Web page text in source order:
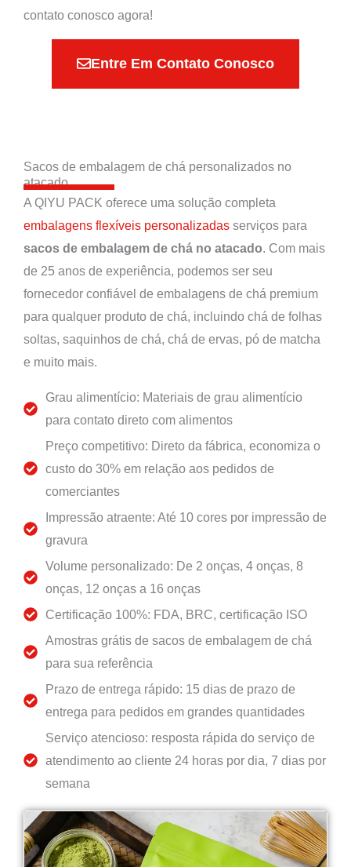
contato conosco agora!
Entre Em Contato Conosco
Sacos de embalagem de chá personalizados no
atacado
A QIYU PACK oferece uma solução completa
embalagens flexíveis personalizadas serviços para
sacos de embalagem de chá no atacado. Com mais
de 25 anos de experiência, podemos ser seu
fornecedor confiável de embalagens de chá premium
para qualquer produto de chá, incluindo chá de folhas
soltas, saquinhos de chá, chá de ervas, pó de matcha
e muito mais.
Grau alimentício: Materiais de grau alimentício
para contato direto com alimentos
Preço competitivo: Direto da fábrica, economiza o
custo do 30% em relação aos pedidos de
comerciantes
Impressão atraente: Até 10 cores por impressão de
gravura
Volume personalizado: De 2 onças, 4 onças, 8
onças, 12 onças a 16 onças
Certificação 100%: FDA, BRC, certificação ISO
Amostras grátis de sacos de embalagem de chá
para sua referência
Prazo de entrega rápido: 15 dias de prazo de
entrega para pedidos em grandes quantidades
Serviço atencioso: resposta rápida do serviço de
atendimento ao cliente 24 horas por dia, 7 dias por
semana